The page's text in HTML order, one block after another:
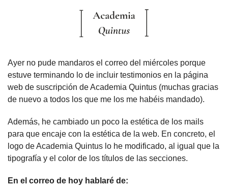
Ayer no pude mandaros el correo del miércoles porque
estuve terminando lo de incluir testimonios en la página
web de suscripción de Academia Quintus (muchas gracias
de nuevo a todos los que me los me habéis mandado).
Además, he cambiado un poco la estética de los mails
para que encaje con la estética de la web. En concreto, el
logo de Academia Quintus lo he modificado, al igual que la
tipografía y el color de los títulos de las secciones.
En el correo de hoy hablaré de: